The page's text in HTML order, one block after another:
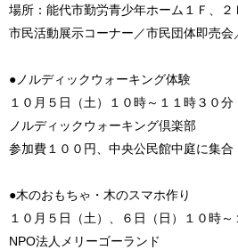
場所：能代市勤労青少年ホーム１Ｆ、２
市民活動展示コーナー／市民団体即売会
●ノルディックウォーキング体験
１０月５日（土）１０時～１１時３０分
ノルディックウォーキング倶楽部
参加費１００円、中央公民館中庭に集合
●木のおもちゃ・木のスマホ作り
１０月５日（土）、６日（日）１０時～
NPO法人メリーゴーランド